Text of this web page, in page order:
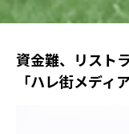
資金難、リスト
「ハレ街メディ